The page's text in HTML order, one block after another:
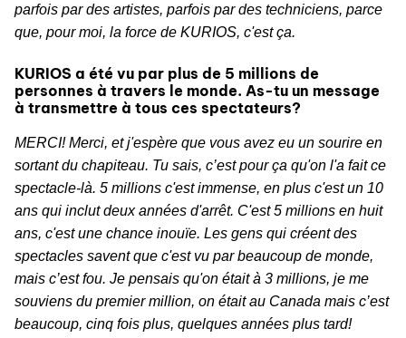
parfois par des artistes, parfois par des techniciens, parce
que, pour moi, la force de KURIOS, c'est ça.
KURIOS a été vu par plus de 5 millions de
personnes à travers le monde. As-tu un message
à transmettre à tous ces spectateurs?
MERCI! Merci, et j'espère que vous avez eu un sourire en
sortant du chapiteau. Tu sais, c’est pour ça qu'on l'a fait ce
spectacle-là. 5 millions c'est immense, en plus c'est un 10
ans qui inclut deux années d'arrêt. C'est 5 millions en huit
ans, c'est une chance inouïe. Les gens qui créent des
spectacles savent que c'est vu par beaucoup de monde,
mais c’est fou. Je pensais qu'on était à 3 millions, je me
souviens du premier million, on était au Canada mais c’est
beaucoup, cinq fois plus, quelques années plus tard!